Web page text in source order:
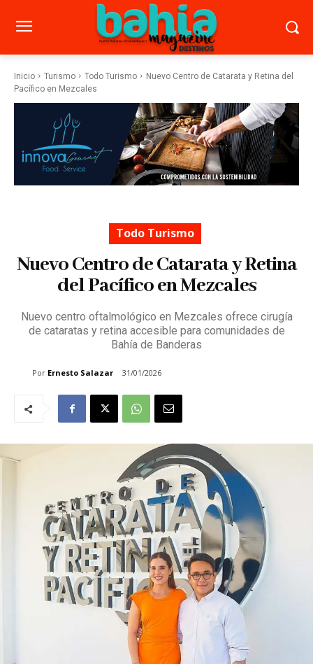
Inicio Turismo Todo Turismo
Nuevo Centro de Catarata y Retina del
Pacífico en Mezcales
Todo Turismo
Nuevo Centro de Catarata y Retina
del Pacífico en Mezcales
Nuevo centro oftalmológico en Mezcales ofrece cirugía
de cataratas y retina accesible para comunidades de
Bahía de Banderas
Por Ernesto Salazar 31/01/2026